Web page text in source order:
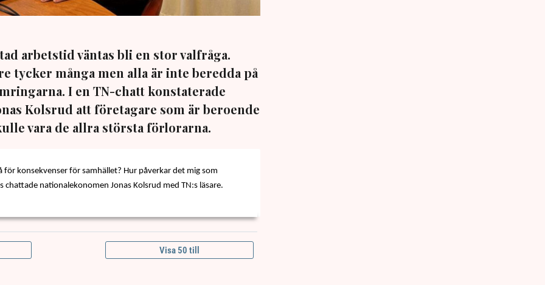
arbetstid väntas bli en stor valfråga.
tycker många men alla är inte beredda på
I en TN-chatt konstaterade
Kolsrud att företagare som är beroende
vara de allra största förlorarna.